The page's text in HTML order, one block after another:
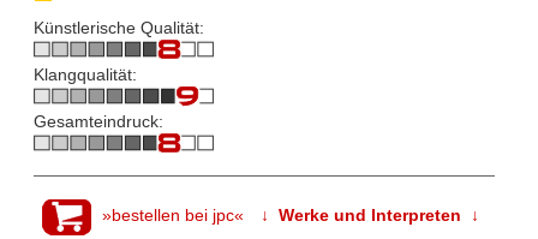
Künstlerische Qualität:
Klangqualität:
Gesamteindruck:
»bestellen bei jpc« ↓ Werke und Interpreten ↓